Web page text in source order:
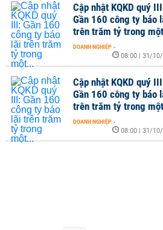
Cập nhật KQKD quý
Gần 160 công ty báo
trên trăm tỷ trong
DOANH NGHIỆP -
08:00 | 31/
Cập nhật KQKD quý
Gần 160 công ty báo
trên trăm tỷ trong
DOANH NGHIỆP -
08:00 | 31/